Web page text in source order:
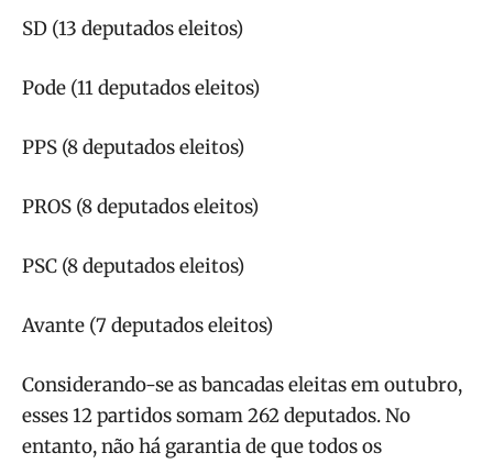
SD (13 deputados eleitos)
Pode (11 deputados eleitos)
PPS (8 deputados eleitos)
PROS (8 deputados eleitos)
PSC (8 deputados eleitos)
Avante (7 deputados eleitos)
Considerando-se as bancadas eleitas em outubro,
esses 12 partidos somam 262 deputados. No
entanto, não há garantia de que todos os